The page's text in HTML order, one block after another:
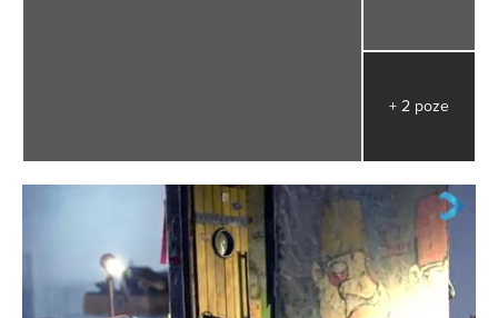
+ 2 poze